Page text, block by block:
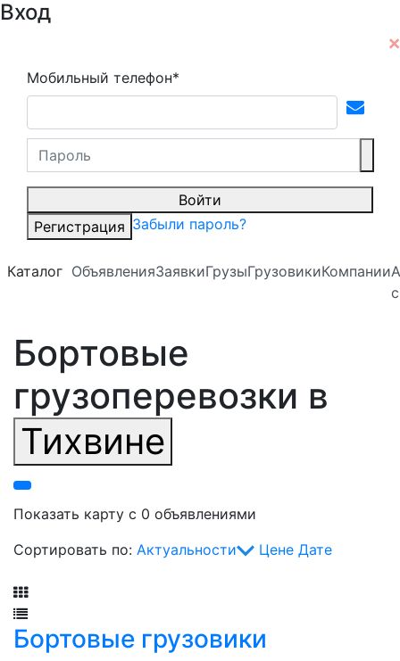
Вход
Мобильный телефон*
Войти
Регистрация Забыли пароль?
Каталог ОбъявленияЗаявкиГрузыГрузовикиКомпании
Бортовые
грузоперевозки в
Тихвине
Показать карту с 0 объявлениями
Сортировать по: Актуальности Цене Дате
Бортовые грузовики